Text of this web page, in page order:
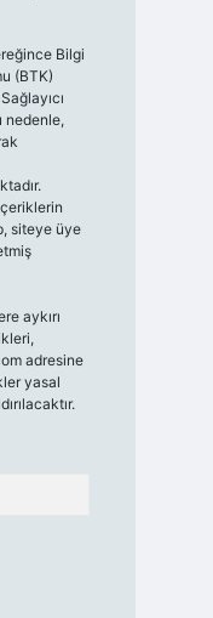
Bilgi
(BTK)
nedenle,
siteye üye
aykırı
adresine
yasal